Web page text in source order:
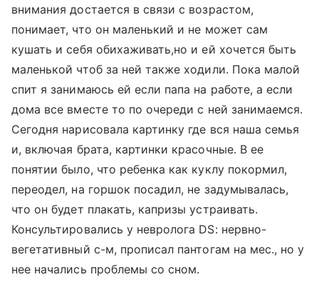
внимания достается в связи с возрастом,
понимает, что он маленький и не может сам
кушать и себя обихаживать,но и ей хочется быть
маленькой чтоб за ней также ходили. Пока малой
спит я занимаюсь ей если папа на работе, а если
дома все вместе то по очереди с ней занимаемся.
Сегодня нарисовала картинку где вся наша семья
и, включая брата, картинки красочные. В ее
понятии было, что ребенка как куклу покормил,
переодел, на горшок посадил, не задумывалась,
что он будет плакать, капризы устраивать.
Консультировались у невролога DS: нервно-
вегетативный с-м, прописал пантогам на мес., но у
нее начались проблемы со сном.